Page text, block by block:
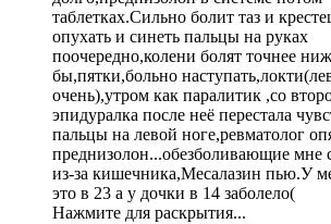
таблетках.Сильно болит таз и
опухать и синеть пальцы на руках
поочередно,колени болят точнее
бы,пятки,больно
очень),утром как паралитик ,со
эпидуралка после неё перестала
пальцы на левой ноге,ревматолог
преднизолон...обезболивающие мне
из-за кишечника,Месалазин пью.У
это в 23 а у дочки в 14 заболело(
Нажмите для раскрытия...